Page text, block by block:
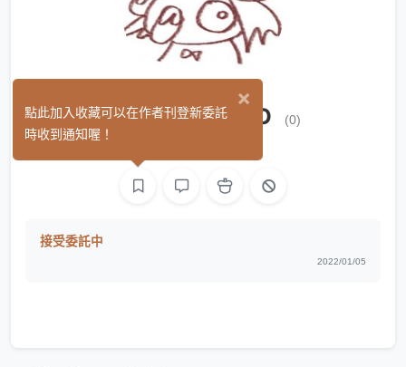
酪梨起司味-AVO (0)
接受委託中
2022/01/05
×
點此加入收藏可以在作者刊登新委託
時收到通知喔！